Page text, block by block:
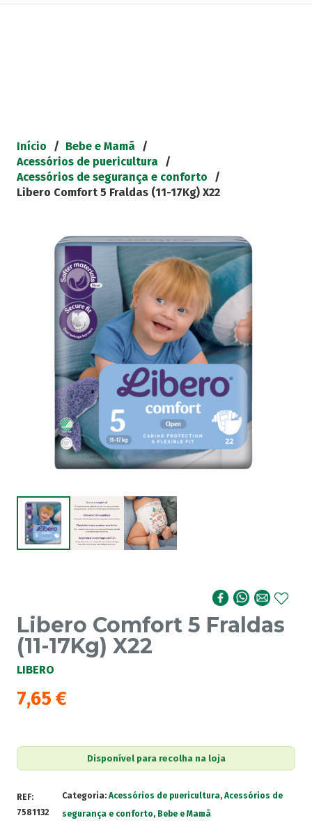
Início / Bebe e Mamã
/
Acessórios de puericultura
/
Acessórios de segurança e conforto
/
Libero Comfort 5 Fraldas (11-17Kg) X22
Libero Comfort 5 Fraldas
(11-17Kg) X22
LIBERO
7,65 €
Disponível para recolha na loja
REF:
7581132
Categoria:Acessórios de puericultura,Acessórios de
segurança e conforto, Bebe e Mamã